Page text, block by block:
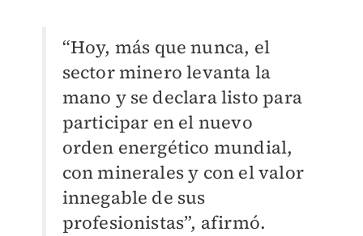
“Hoy, más que nunca, el
sector minero levanta la
mano y se declara listo para
participar en el nuevo
orden energético mundial,
con minerales y con el valor
innegable de sus
profesionistas”, afirmó.